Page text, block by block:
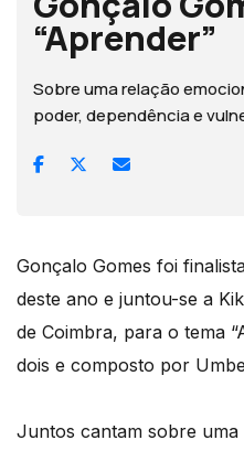
“Aprender”
Sobre uma relação
poder, dependência e
Gonçalo Gomes foi
deste ano e juntou-se a
de Coimbra, para o tema
dois e composto por
Juntos cantam sobre